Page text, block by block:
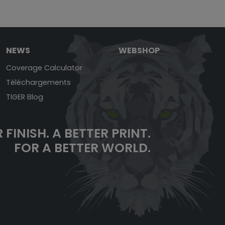
NEWS
Coverage Calculator
Téléchargements
TIGER Blog
WEBSHOP
FINISH. A BETTER PRINT.
FOR A BETTER WORLD.